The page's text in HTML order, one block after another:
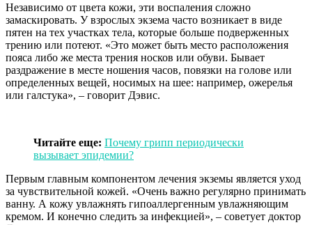
Независимо от цвета кожи, эти воспаления сложно
замаскировать. У взрослых экзема часто возникает в виде
пятен на тех участках тела, которые больше подверженных
трению или потеют. «Это может быть место расположения
пояса либо же места трения носков или обуви. Бывает
раздражение в месте ношения часов, повязки на голове или
определенных вещей, носимых на шее: например, ожерелья
или галстука», – говорит Дэвис.
Читайте еще: Почему грипп периодически
вызывает эпидемии?
Первым главным компонентом лечения экземы является уход
за чувствительной кожей. «Очень важно регулярно принимать
ванну. А кожу увлажнять гипоаллергенным увлажняющим
кремом. И конечно следить за инфекцией», – советует доктор